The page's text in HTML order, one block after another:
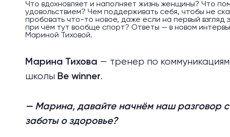
Что вдохновляет и наполняет жизнь женщины? Что
удовольствием? Чем поддерживать себя, чтобы не
пробовать что-то новое, даже если на первый
при чём тут вообще спорт? Ответы — в новом
Мариной Тиховой.
Марина Тихова — тренер по
школы Be winner.
— Марина, давайте начнём наш разговор с
заботы о здоровье?